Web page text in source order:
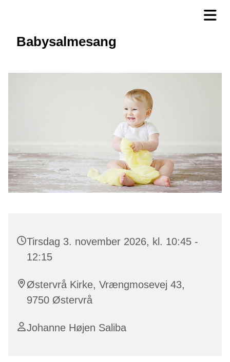
Babysalmesang
Tirsdag 3. november 2026, kl. 10:45 -
12:15
Østervrå Kirke, Vrængmosevej 43,
9750 Østervrå
Johanne Højen Saliba